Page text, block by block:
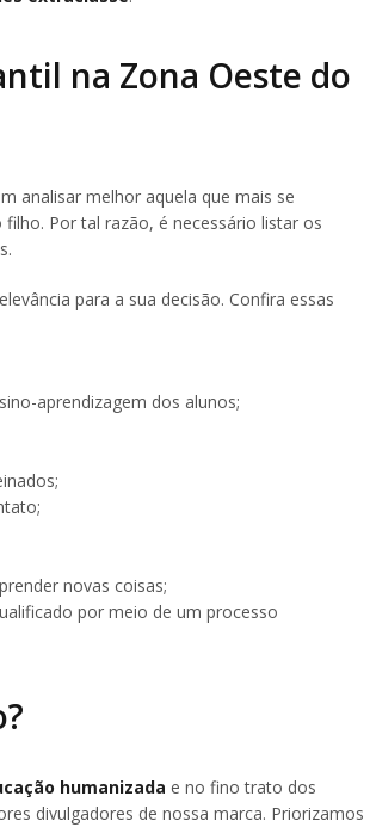
na Zona Oeste do
analisar melhor aquela que mais se
Por tal razão, é necessário listar os
para a sua decisão. Confira essas
aprendizagem dos alunos;
novas coisas;
por meio de um processo
humanizada e no fino trato dos
divulgadores de nossa marca. Priorizamos